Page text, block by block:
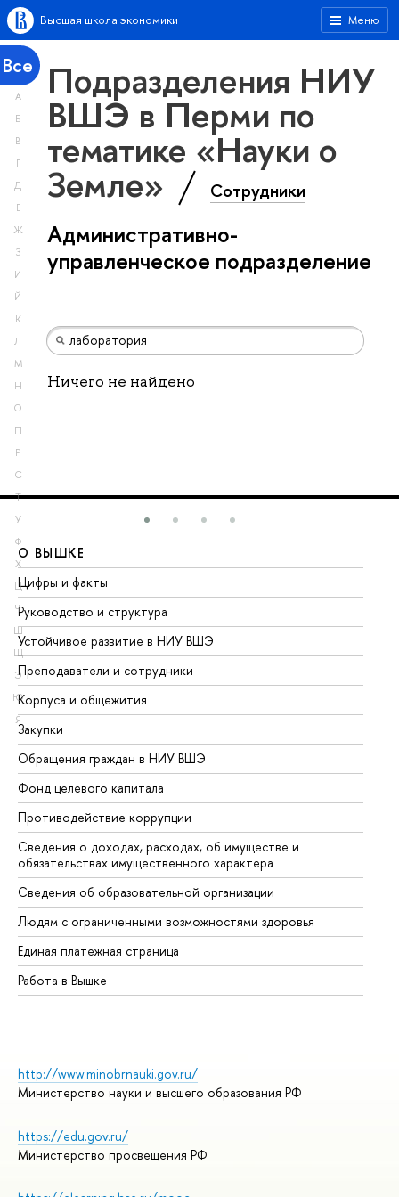
Меню
Высшая школа экономики
Все
А
Б
В
Г
Д
Е
Ж
З
И
Й
К
Л
М
Н
О
П
Р
С
Т
У
Ф
Х
Ц
Ч
Ш
Щ
Э
Ю
Я
Подразделения НИУ
ВШЭ в Перми по
тематике «Науки о
Земле» Сотрудники
Административно-
управленческое подразделение
Ничего не найдено
О ВЫШКЕ
Цифры и факты
Руководство и структура
Устойчивое развитие в НИУ ВШЭ
Преподаватели и сотрудники
Корпуса и общежития
Закупки
Обращения граждан в НИУ ВШЭ
Фонд целевого капитала
Противодействие коррупции
Сведения о доходах, расходах, об имуществе и
обязательствах имущественного характера
Сведения об образовательной организации
Людям с ограниченными возможностями здоровья
Единая платежная страница
Работа в Вышке
http://www.minobrnauki.gov.ru/
Министерство науки и высшего образования РФ
https://edu.gov.ru/
Министерство просвещения РФ